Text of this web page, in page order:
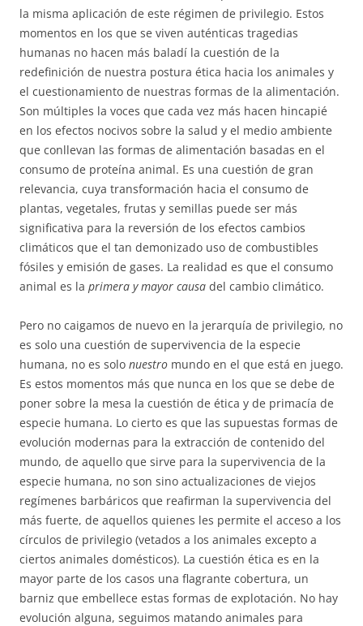
la misma aplicación de este régimen de privilegio. Estos
momentos en los que se viven auténticas tragedias
humanas no hacen más baladí la cuestión de la
redefinición de nuestra postura ética hacia los animales y
el cuestionamiento de nuestras formas de la alimentación.
Son múltiples la voces que cada vez más hacen hincapié
en los efectos nocivos sobre la salud y el medio ambiente
que conllevan las formas de alimentación basadas en el
consumo de proteína animal. Es una cuestión de gran
relevancia, cuya transformación hacia el consumo de
plantas, vegetales, frutas y semillas puede ser más
significativa para la reversión de los efectos cambios
climáticos que el tan demonizado uso de combustibles
fósiles y emisión de gases. La realidad es que el consumo
animal es la primera y mayor causa del cambio climático.
Pero no caigamos de nuevo en la jerarquía de privilegio, no
es solo una cuestión de supervivencia de la especie
humana, no es solo nuestro mundo en el que está en juego.
Es estos momentos más que nunca en los que se debe de
poner sobre la mesa la cuestión de ética y de primacía de
especie humana. Lo cierto es que las supuestas formas de
evolución modernas para la extracción de contenido del
mundo, de aquello que sirve para la supervivencia de la
especie humana, no son sino actualizaciones de viejos
regímenes barbáricos que reafirman la supervivencia del
más fuerte, de aquellos quienes les permite el acceso a los
círculos de privilegio (vetados a los animales excepto a
ciertos animales domésticos). La cuestión ética es en la
mayor parte de los casos una flagrante cobertura, un
barniz que embellece estas formas de explotación. No hay
evolución alguna, seguimos matando animales para